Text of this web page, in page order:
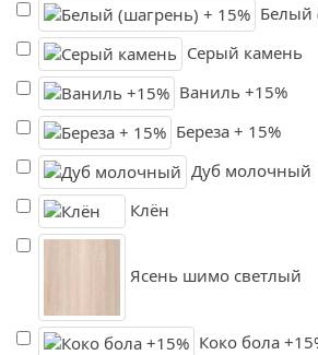
Белый
Серый камень
Ваниль +15%
Береза + 15%
Дуб молочный
Клён
Ясень шимо светлый
Коко бола